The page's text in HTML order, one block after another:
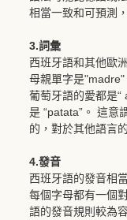
相當一致和可預測
3.詞彙
西班牙語和其他歐
母親單字是
葡萄牙語的愛都是“
是 “patata”。 這意
的，對於其他語言
4.發音
西班牙語的發音相
每個字母都有一個
語的發音規則較為